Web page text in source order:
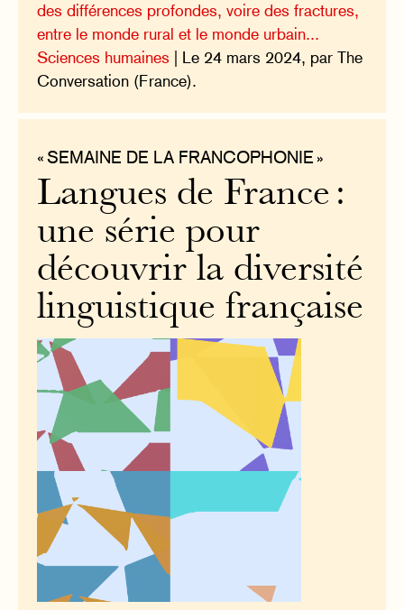
des différences profondes, voire des fractures,
entre le monde rural et le monde urbain...
Sciences humaines | Le 24 mars 2024, par The
Conversation (France).
« SEMAINE DE LA FRANCOPHONIE »
Langues de France :
une série pour
découvrir la diversité
linguistique française